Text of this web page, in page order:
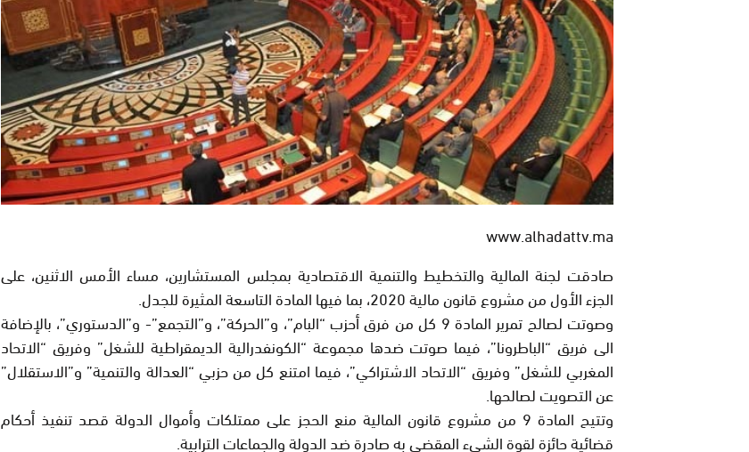
www.alhadattv.ma
صادقت لجنة المالية والتخطيط والتنمية الاقتصادية بمجلس المستشارين، مساء الأمس الاثنين، على
الجزء الأول من مشروع قانون مالية 2020، بما فيها المادة التاسعة المثيرة للجدل.
وصوتت لصالح تمرير المادة 9 كل من فرق أحزب “البام”، و”الحركة”، و”التجمع”- و”الدستوري”، بالإضافة
الى فريق “الباطرونا”، فيما صوتت ضدها مجموعة “الكونفدرالية الديمقراطية للشغل” وفريق “الاتحاد
المغربي للشغل” وفريق “الاتحاد الاشتراكي”، فيما امتنع كل من حزبي “العدالة والتنمية” و”الاستقلال”
عن التصويت لصالحها.
وتتيح المادة 9 من مشروع قانون المالية منع الحجز على ممتلكات وأموال الدولة قصد تنفيذ أحكام
قضائية حائزة لقوة الشيء المقضي به صادرة ضد الدولة والجماعات الترابية.